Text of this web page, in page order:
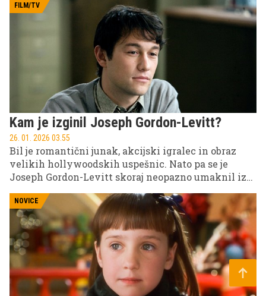
neizbrisen pečat. Za seboj je pustil žalujočo družino
in prijatelje.
FILM/TV
Kam je izginil Joseph Gordon-Levitt?
26. 01. 2026 03.55
Bil je romantični junak, akcijski igralec in obraz
velikih hollywoodskih uspešnic. Nato pa se je
Joseph Gordon-Levitt skoraj neopazno umaknil iz
vidimo bistveno redkeje?
NOVICE